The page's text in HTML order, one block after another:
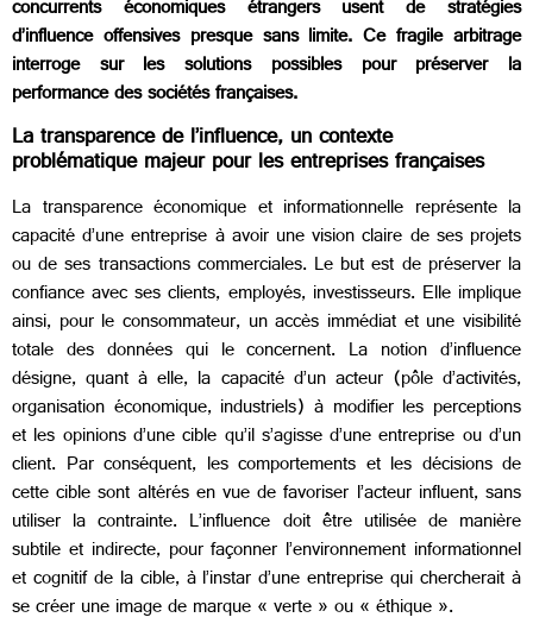
concurrents économiques étrangers usent de stratégies
d’influence offensives presque sans limite. Ce fragile arbitrage
interroge sur les solutions possibles pour préserver la
performance des sociétés françaises.
La transparence de l’influence, un contexte
problématique majeur pour les entreprises françaises
La transparence économique et informationnelle représente la
capacité d’une entreprise à avoir une vision claire de ses projets
ou de ses transactions commerciales. Le but est de préserver la
confiance avec ses clients, employés, investisseurs. Elle implique
ainsi, pour le consommateur, un accès immédiat et une visibilité
totale des données qui le concernent. La notion d’influence
désigne, quant à elle, la capacité d’un acteur (pôle d’activités,
organisation économique, industriels) à modifier les perceptions
et les opinions d’une cible qu’il s’agisse d’une entreprise ou d’un
client. Par conséquent, les comportements et les décisions de
cette cible sont altérés en vue de favoriser l’acteur influent, sans
utiliser la contrainte. L’influence doit être utilisée de manière
subtile et indirecte, pour façonner l’environnement informationnel
et cognitif de la cible, à l’instar d’une entreprise qui chercherait à
se créer une image de marque « verte » ou « éthique ».